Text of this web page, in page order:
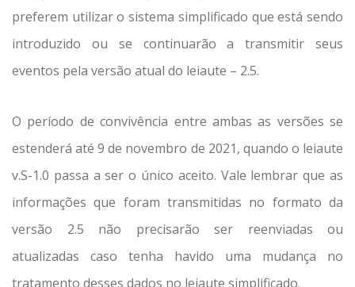
preferem utilizar o sistema simplificado que está sendo
introduzido ou se continuarão a transmitir seus
eventos pela versão atual do leiaute – 2.5.
O período de convivência entre ambas as versões se
estenderá até 9 de novembro de 2021, quando o leiaute
v.S-1.0 passa a ser o único aceito. Vale lembrar que as
informações que foram transmitidas no formato da
versão 2.5 não precisarão ser reenviadas ou
atualizadas caso tenha havido uma mudança no
tratamento desses dados no leiaute simplificado.